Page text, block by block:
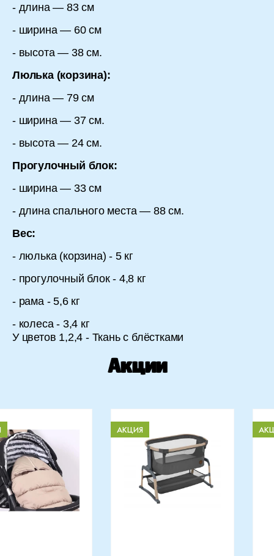
- длина — 83 см
- ширина — 60 см
- высота — 38 см.
Люлька (корзина):
- длина — 79 см
- ширина — 37 см.
- высота — 24 см.
Прогулочный блок:
- ширина — 33 см
- длина спального места — 88 см.
Вес:
- люлька (корзина) - 5 кг
- прогулочный блок - 4,8 кг
- рама - 5,6 кг
- колеса - 3,4 кг
У цветов 1,2,4 - Ткань с блёстками
Акции
АКЦИЯ